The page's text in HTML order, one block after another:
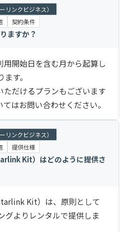
リンクビジネス）
契約条件
ますか？
用開始日を含む月から起算し
す。
ただけるプランもございます
はお問い合わせください。
リンクビジネス）
提供仕様
Kit）はどのように提供さ
Kit）は、原則として
グよりレンタルで提供しま